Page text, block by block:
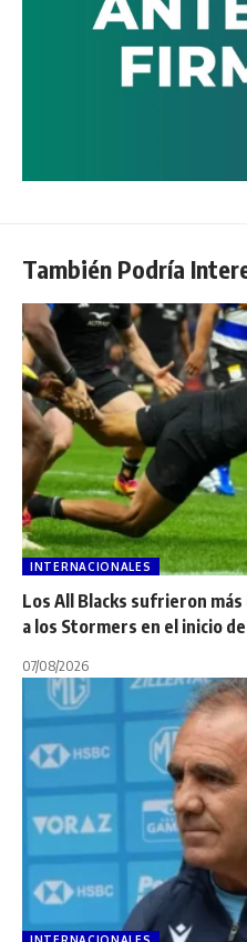
También Podría
INTERNACIONALES
Los All Blacks sufrieron
a los Stormers en el inicio
07/08/2026